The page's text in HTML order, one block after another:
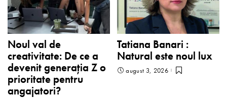
Noul val de
creativitate: De ce a
devenit generația Z o
prioritate pentru
angajatori?
Tatiana Banari :
Natural este noul lux
august 3, 2026